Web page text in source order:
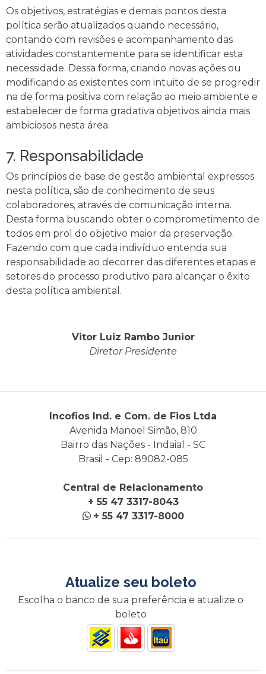
Os objetivos, estratégias e demais pontos desta
política serão atualizados quando necessário,
contando com revisões e acompanhamento das
atividades constantemente para se identificar esta
necessidade. Dessa forma, criando novas ações ou
modificando as existentes com intuito de se progredir
na de forma positiva com relação ao meio ambiente e
estabelecer de forma gradativa objetivos ainda mais
ambiciosos nesta área.
7. Responsabilidade
Os princípios de base de gestão ambiental expressos
nesta política, são de conhecimento de seus
colaboradores, através de comunicação interna.
Desta forma buscando obter o comprometimento de
todos em prol do objetivo maior da preservação.
Fazendo com que cada indivíduo entenda sua
responsabilidade ao decorrer das diferentes etapas e
setores do processo produtivo para alcançar o êxito
desta política ambiental.
Vitor Luiz Rambo Junior
Diretor Presidente
Incofios Ind. e Com. de Fios Ltda
Avenida Manoel Simão, 810
Bairro das Nações - Indaial - SC
Brasil - Cep: 89082-085
Central de Relacionamento
+ 55 47 3317-8043
+ 55 47 3317-8000
Atualize seu boleto
Escolha o banco de sua preferência e atualize o
boleto